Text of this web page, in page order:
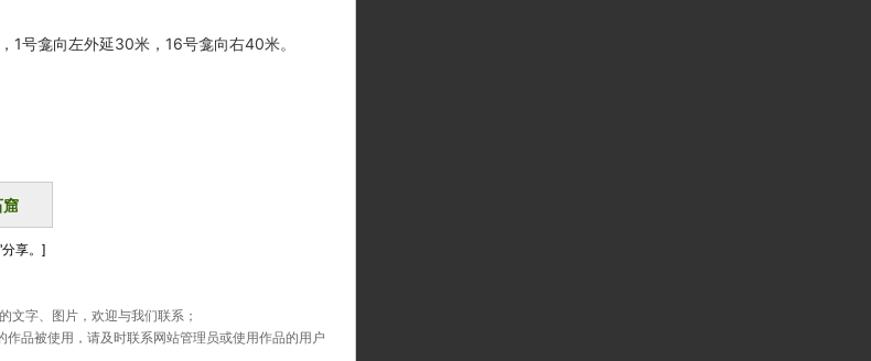
号龛向左外延30米，16号龛向右40米。
窟
分享。]
文字、图片，欢迎与我们联系；
品被使用，请及时联系网站管理员或使用作品的用户